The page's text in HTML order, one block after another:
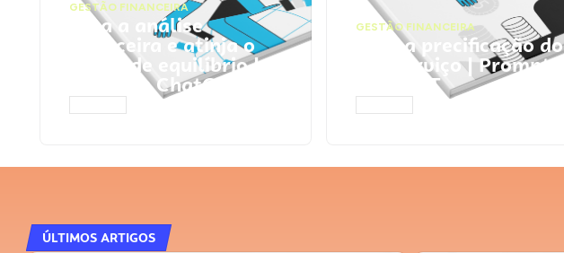
GESTÃO FINANCEIRA
Faça a análise
financeira e atinja o
ponto de equilíbrio |
Prompts ChatGPT
GESTÃO FINANCEIRA
Faça a precificação do
seu serviço | Prompts
ChatGPT
ÚLTIMOS ARTIGOS